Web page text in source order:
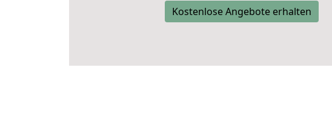
Kostenlose Angebote erhalten